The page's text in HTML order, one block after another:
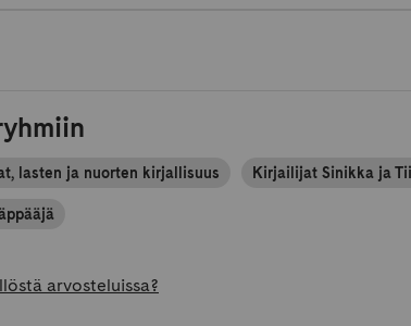
lasten ja nuorten kirjallisuus Kirjailijat Sinikka ja
arvosteluissa?